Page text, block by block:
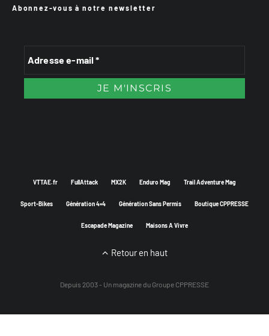
Abonnez-vous à notre newsletter
VTTAE.fr FullAttack MX2K Enduro Mag Trail Adventure Mag
Sport-Bikes Génération 4×4 Génération Sans Permis Boutique CPPRESSE
Escapade Magazine Maisons A Vivre
Retour en haut
Depuis 2003 - Un magazine du Groupe CPPRESSE